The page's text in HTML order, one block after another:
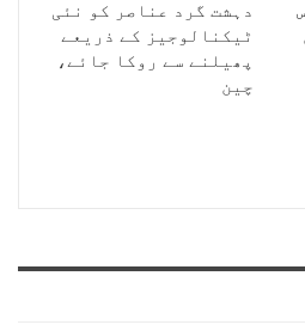
دہشت گرد عناصر کو نئی
ٹیکنالوجیز کے ذریعے
پھیلنے سے روکا جائے،
چین